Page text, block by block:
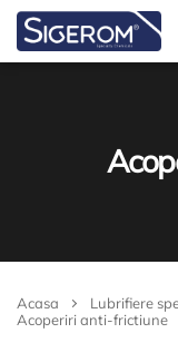
Acasa Lubrifiere
Acoperiri anti-frictiune